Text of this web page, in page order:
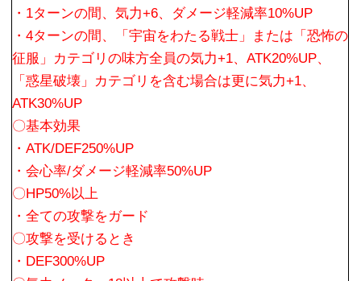
・1ターンの間、気力+6、ダメージ軽減率10%UP
・4ターンの間、「宇宙をわたる戦士」または「恐怖の
征服」カテゴリの味方全員の気力+1、ATK20%UP、
「惑星破壊」カテゴリを含む場合は更に気力+1、
ATK30%UP
〇基本効果
・ATK/DEF250%UP
・会心率/ダメージ軽減率50%UP
〇HP50%以上
・全ての攻撃をガード
〇攻撃を受けるとき
・DEF300%UP